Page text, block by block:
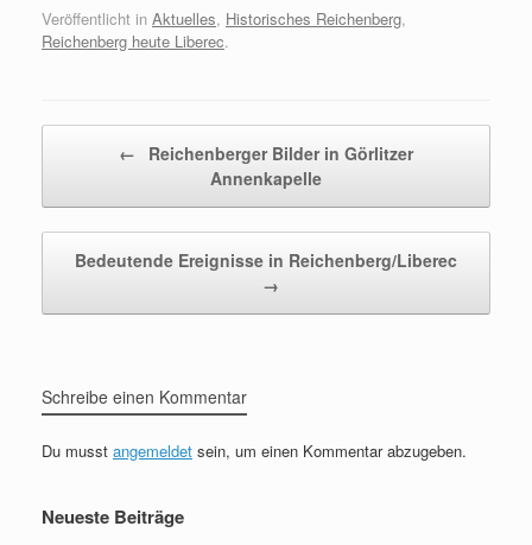
Veröffentlicht in Aktuelles, Historisches Reichenberg,
Reichenberg heute Liberec.
←
Reichenberger Bilder in Görlitzer
Annenkapelle
Bedeutende Ereignisse in Reichenberg/Liberec
→
Schreibe einen Kommentar
Du musst angemeldet sein, um einen Kommentar abzugeben.
Neueste Beiträge